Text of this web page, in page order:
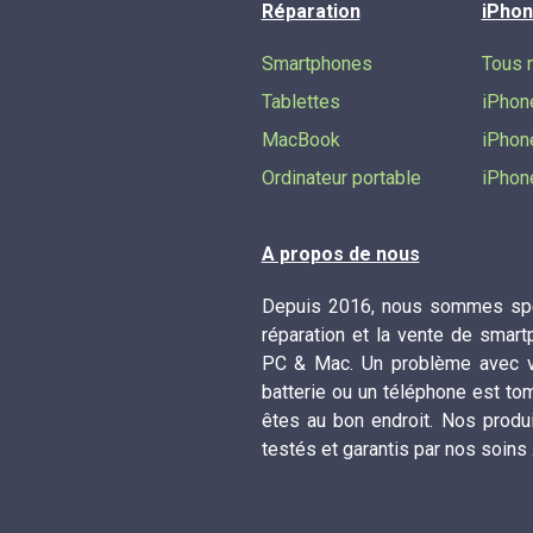
A propos de nous
Depuis 2016, nous sommes
réparation et la vente de
PC & Mac. Un problème avec
batterie ou un téléphone est
êtes au bon endroit. Nos
testés et garantis par nos soins .
Réparation
Smartphones
Tablettes
MacBook
Ordinateur portable
Tous